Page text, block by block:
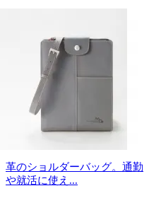
革のショルダーバッグ。通勤
や就活に使え...